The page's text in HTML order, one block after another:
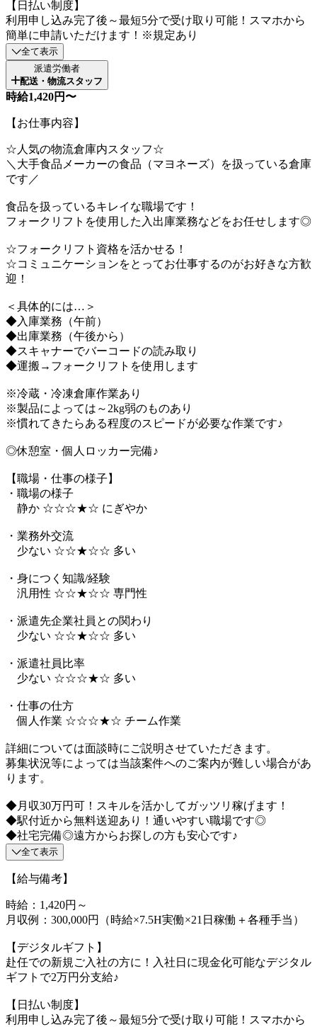
【日払い制度】
利用申し込み完了後～最短5分で受け取り可能！スマホから
簡単に申請いただけます！※規定あり
全て表示
派遣労働者
配送・物流スタッフ
時給1,420円〜
【お仕事内容】
☆人気の物流倉庫内スタッフ☆
＼大手食品メーカーの食品（マヨネーズ）を扱っている倉庫
です／
食品を扱っているキレイな職場です！
フォークリフトを使用した入出庫業務などをお任せします◎
☆フォークリフト資格を活かせる！
☆コミュニケーションをとってお仕事するのがお好きな方歓
迎！
＜具体的には…＞
◆入庫業務（午前）
◆出庫業務（午後から）
◆スキャナーでバーコードの読み取り
◆運搬→フォークリフトを使用します
※冷蔵・冷凍倉庫作業あり
※製品によっては～2kg弱のものあり
※慣れてきたらある程度のスピードが必要な作業です♪
◎休憩室・個人ロッカー完備♪
【職場・仕事の様子】
・職場の様子
静か ☆☆☆★☆ にぎやか
・業務外交流
少ない ☆☆★☆☆ 多い
・身につく知識/経験
汎用性 ☆☆★☆☆ 専門性
・派遣先企業社員との関わり
少ない ☆☆★☆☆ 多い
・派遣社員比率
少ない ☆☆☆★☆ 多い
・仕事の仕方
個人作業 ☆☆☆★☆ チーム作業
詳細については面談時にご説明させていただきます。
募集状況等によっては当該案件へのご案内が難しい場合があ
ります。
◆月収30万円可！スキルを活かしてガッツリ稼げます！
◆駅付近から無料送迎あり！通いやすい職場です◎
◆社宅完備◎遠方からお探しの方も安心です♪
全て表示
【給与備考】
時給：1,420円～
月収例：300,000円（時給×7.5H実働×21日稼働＋各種手当）
【デジタルギフト】
赴任での新規ご入社の方に！入社日に現金化可能なデジタル
ギフトで2万円分支給♪
【日払い制度】
利用申し込み完了後～最短5分で受け取り可能！スマホから